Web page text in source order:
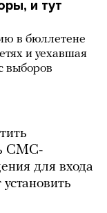
и тут
в бюллетене
и уехавшая
выборов
СМС-
для входа